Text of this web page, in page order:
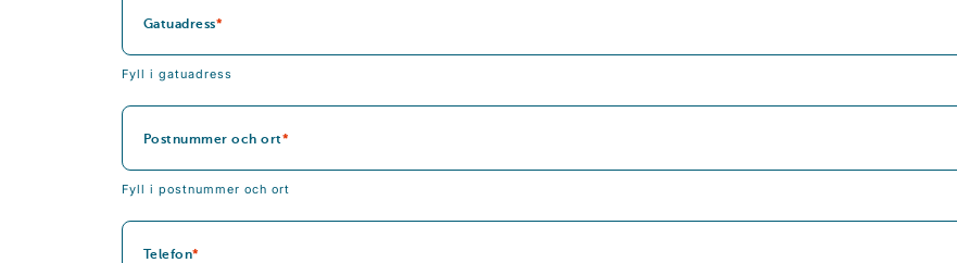
Gatuadress
Fyll i gatuadress
Postnummer och ort
Fyll i postnummer och ort
Telefon